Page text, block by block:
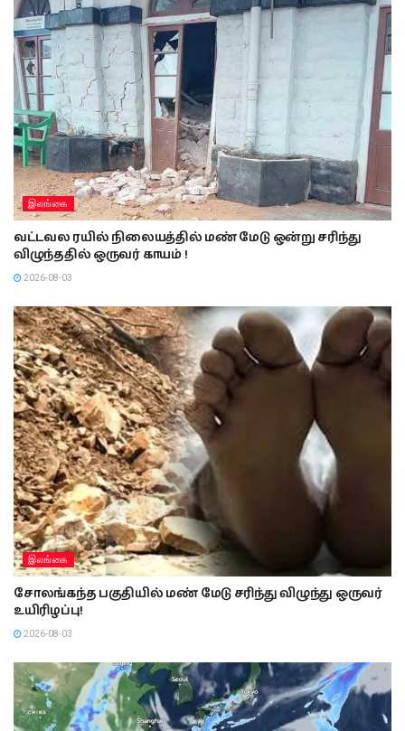
இலங்கை
வட்டவல ரயில் நிலையத்தில் மண் மேடு ஒன்று சரிந்து
விழுந்ததில் ஒருவர் காயம் !
2026-08-03
இலங்கை
சோலங்கந்த பகுதியில் மண் மேடு சரிந்து விழுந்து ஒருவர்
உயிரிழப்பு!
2026-08-03